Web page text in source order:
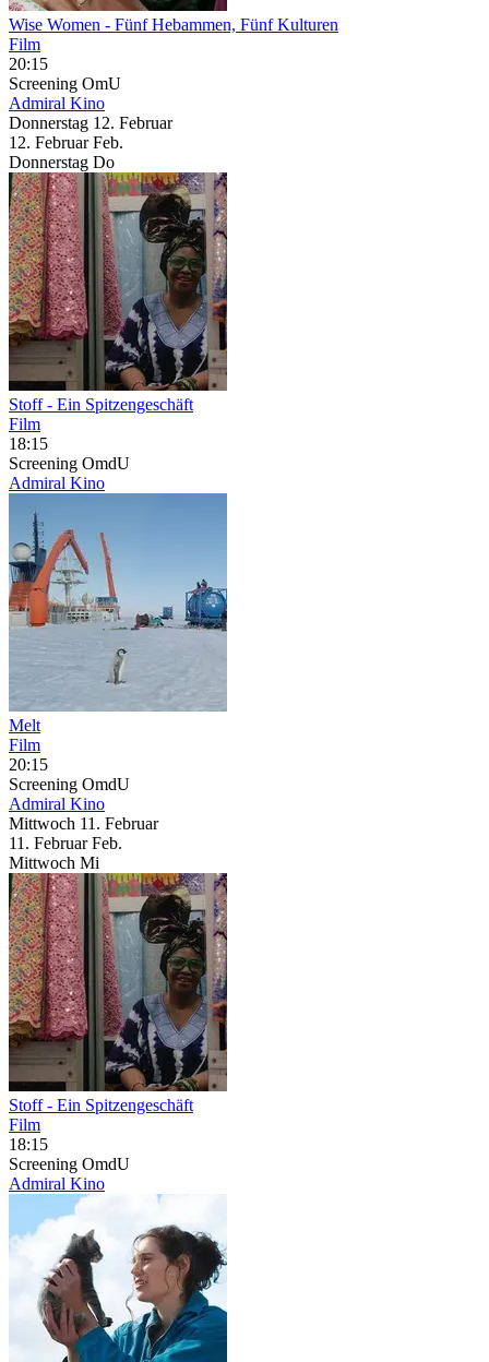
Wise Women - Fünf Hebammen, Fünf Kulturen
Film
20:15
Screening OmU
Admiral Kino
Donnerstag 12. Februar
12. Februar Feb.
Donnerstag Do
Stoff - Ein Spitzengeschäft
Film
18:15
Screening OmdU
Admiral Kino
Melt
Film
20:15
Screening OmdU
Admiral Kino
Mittwoch 11. Februar
11. Februar Feb.
Mittwoch Mi
Stoff - Ein Spitzengeschäft
Film
18:15
Screening OmdU
Admiral Kino